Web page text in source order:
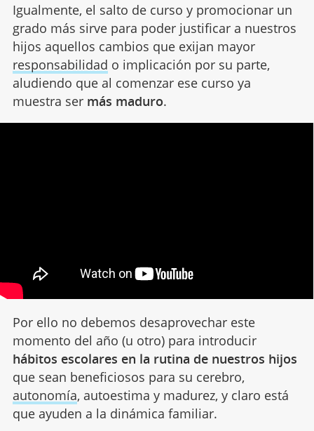
Igualmente, el salto de curso y promocionar un
grado más sirve para poder justificar a nuestros
hijos aquellos cambios que exijan mayor
responsabilidad o implicación por su parte,
aludiendo que al comenzar ese curso ya
muestra ser más maduro.
Por ello no debemos desaprovechar este
momento del año (u otro) para introducir
hábitos escolares en la rutina de nuestros hijos
que sean beneficiosos para su cerebro,
autonomía, autoestima y madurez, y claro está
que ayuden a la dinámica familiar.